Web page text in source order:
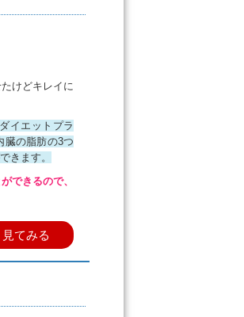
けどキレイに
イエットプラ
臓の脂肪の3つ
きます。
できるので、
てみる